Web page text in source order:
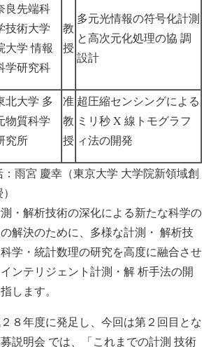
良先端科
技術大学
大学 情報
学研究科
教
授
多元光情報の符号化計測
と高次元化処理の協 調
設計
北大学 多
物質科学
究所
准
教
授
超圧縮センシングによる
ミリ秒 X 線トモグラフ
ィ法の開発
：雨宮 慶幸（東京大学 大学院新領域創
・解析技術の深化による新たな科学の
解決のために、多様な計測・ 解析技
学・統計数理の研究を高度に融合させ
ンテリジェント計測・解 析手法の開
します。
８年度に発足し、今回は第２回目とな
説明会 では、「これまでの計測 技術